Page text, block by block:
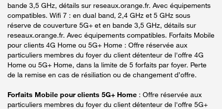
bande 3,5 GHz, détails sur reseaux.orange.fr. Avec équipements
compatibles. Wifi 7 : en dual band, 2,4 GHz et 5 GHz sous
réserve de couverture 5G+ et en bande 3,5 GHz, détails sur
reseaux.orange.fr. Avec équipements compatibles. Forfaits Mobile
pour clients 4G Home ou 5G+ Home : Offre réservée aux
particuliers membres du foyer du client détenteur de l'offre 4G
Home ou 5G+ Home, dans la limite de 5 forfaits par foyer. Perte
de la remise en cas de résiliation ou de changement d’offre.
Forfaits Mobile pour clients 5G+ Home : Offre réservée aux
particuliers membres du foyer du client détenteur de l'offre 5G+